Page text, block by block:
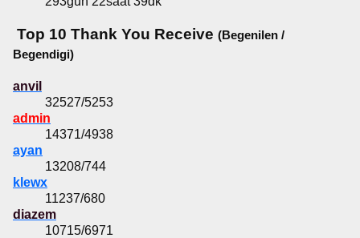
Top 10 Thank You Receive (Begenilen /
Begendigi)
anvil
32527/5253
admin
14371/4938
ayan
13208/744
klewx
11237/680
diazem
10715/6971